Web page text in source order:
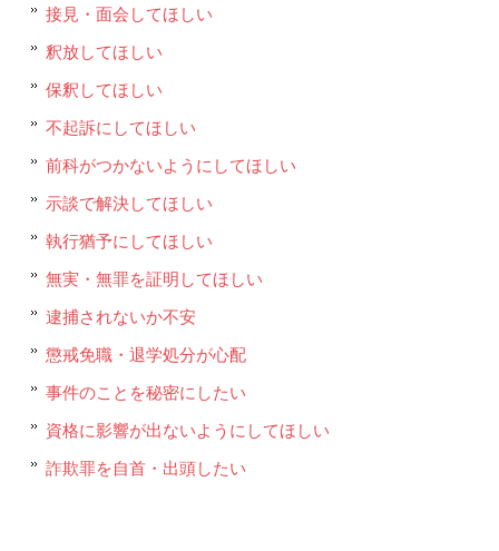
接見・面会してほしい
釈放してほしい
保釈してほしい
不起訴にしてほしい
前科がつかないようにしてほしい
示談で解決してほしい
執行猶予にしてほしい
無実・無罪を証明してほしい
逮捕されないか不安
懲戒免職・退学処分が心配
事件のことを秘密にしたい
資格に影響が出ないようにしてほしい
詐欺罪を自首・出頭したい